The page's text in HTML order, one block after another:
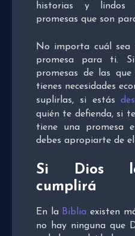
historias y lindos
promesas que son
No importa cuál sea
promesa para ti.
promesas de las
tienes necesidades
suplirlas, si estás
quién te defienda, si
tiene una promesa
debes apropiarte de
Si Dios
cumplirá
En la Biblia existen
no hay ninguna que